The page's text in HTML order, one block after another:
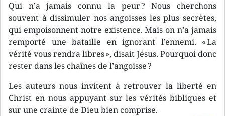
Qui n’a jamais connu la peur ? Nous cherchons
souvent à dissimuler nos angoisses les plus secrètes,
qui empoisonnent notre existence. Mais on n’a jamais
remporté une bataille en ignorant l’ennemi. « La
vérité vous rendra libres », disait Jésus. Pourquoi donc
rester dans les chaînes de l’angoisse ?
Les auteurs nous invitent à retrouver la liberté en
Christ en nous appuyant sur les vérités bibliques et
sur une crainte de Dieu bien comprise.